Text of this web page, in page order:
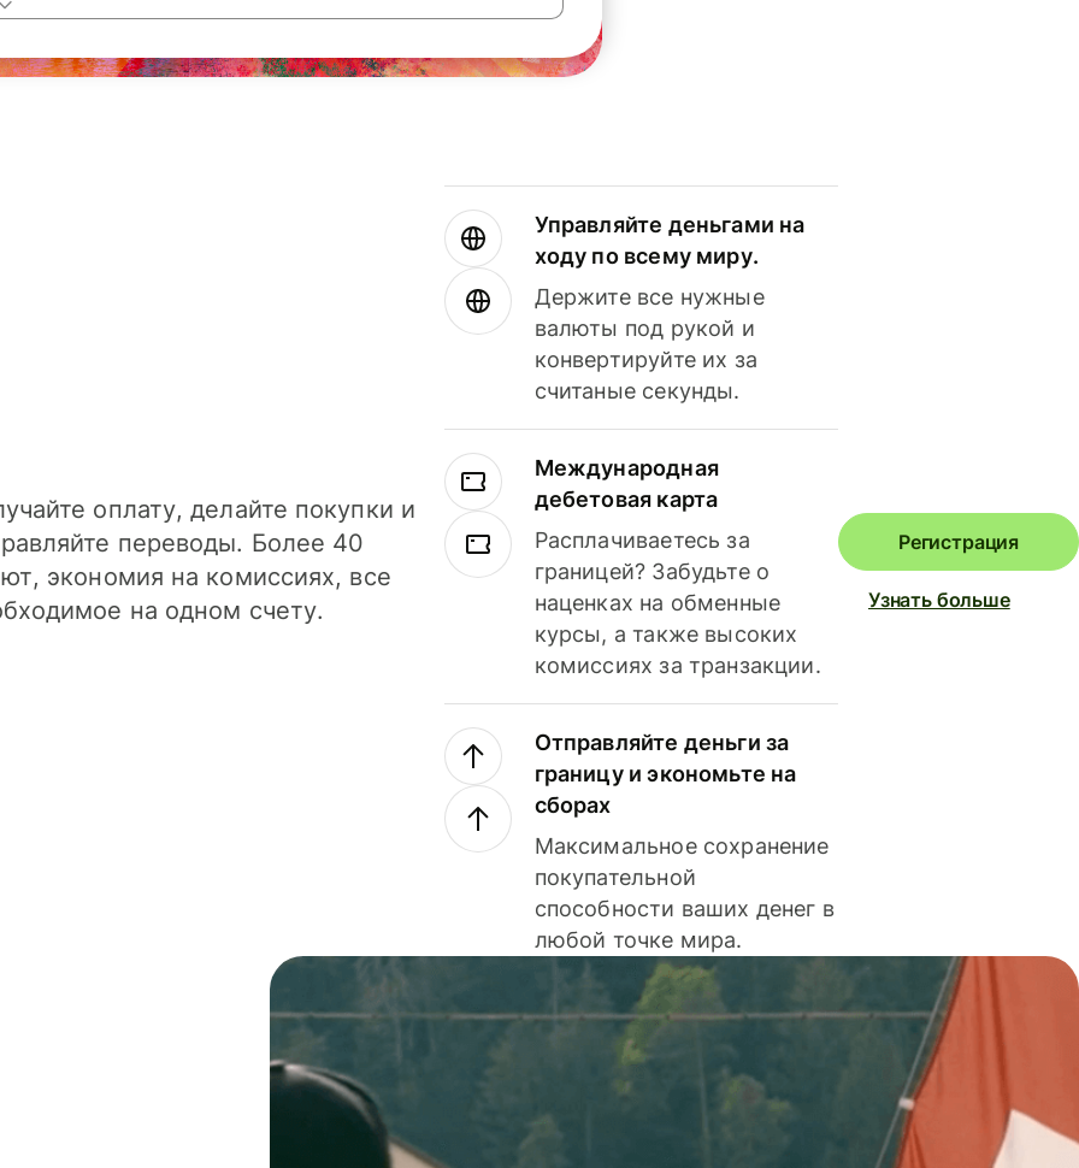
оплату, делайте покупки и
переводы. Более 40
экономия на комиссиях, все
на одном счету.
Управляйте деньгами на
ходу по всему миру.
Держите все нужные
валюты под рукой и
конвертируйте их за
считаные секунды.
Международная
дебетовая карта
Расплачиваетесь за
границей? Забудьте о
наценках на обменные
курсы, а также высоких
комиссиях за транзакции.
Отправляйте деньги за
границу и экономьте на
сборах
Максимальное сохранение
покупательной
способности ваших денег в
любой точке мира.
Регистрация
Узнать больше